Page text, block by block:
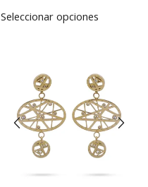
originalactual
Seleccionar opciones
Las
opciones
se
pueden
elegir
en
la
de